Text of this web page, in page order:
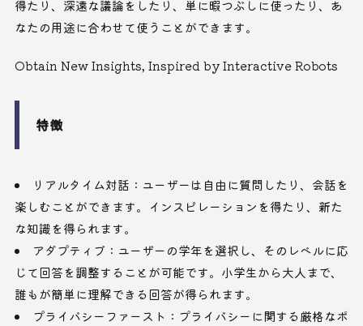
得たり、深遠な議論をしたり、単に暇つぶしに使ったり、あ
なたの用途に合わせて使うことができます。
Obtain New Insights, Inspired by Interactive Robots
特徴
リアルタイム対話：ユーザーは自由に質問したり、会話を
楽しむことができます。インスピレーションを得たり、新た
な知識を得られます。
アダプティブ：ユーザーの学年を選択し、そのレベルに応
じて回答を調整することが可能です。小学生から大人まで、
誰もが簡単に理解できる回答が得られます。
プライバシーファースト：プライバシーに関する厳格なポ